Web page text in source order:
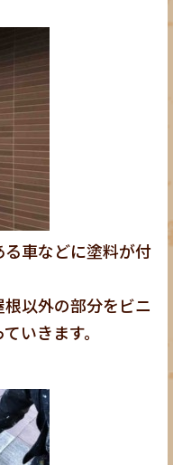
車などに塗料が付
以外の部分をビニ
いきます。